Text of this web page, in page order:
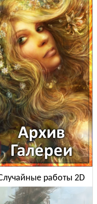
работы 2D